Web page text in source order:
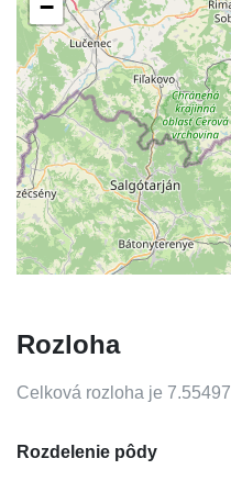
−
Rozloha
Celková rozloha je 7.55497
Rozdelenie pôdy